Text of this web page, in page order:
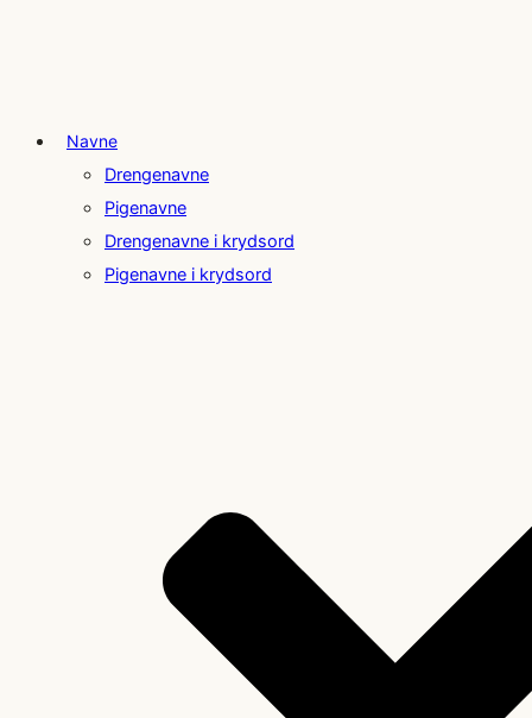
Navne
Drengenavne
Pigenavne
Drengenavne i krydsord
Pigenavne i krydsord